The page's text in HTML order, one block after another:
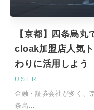
【京都】四条烏
cloak加盟店人気
わりに活用しよう
USER
金融・証券会社が多く、
条烏…